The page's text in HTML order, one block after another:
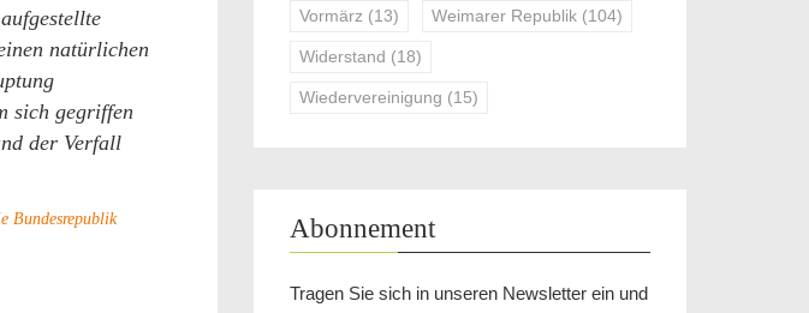
natürlichen
sich gegriffen
der Verfall
Bundesrepublik
Vormärz (13) Weimarer Republik (104)
Widerstand (18)
Wiedervereinigung (15)
Abonnement
Tragen Sie sich in unseren Newsletter ein und